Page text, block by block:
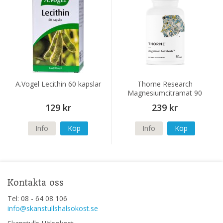
A.Vogel Lecithin 60 kapslar
129 kr
Info Köp
Thorne Research
Magnesiumcitramat 90
kapslar
239 kr
Info Köp
Kontakta oss
Tel: 08 - 64 08 106
info@skanstullshalsokost.se